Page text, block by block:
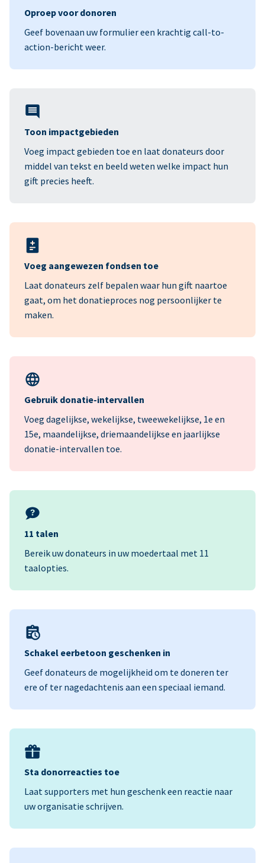
Oproep voor donoren
Geef bovenaan uw formulier een krachtig call-to-
action-bericht weer.
Toon impactgebieden
Voeg impact gebieden toe en laat donateurs door
middel van tekst en beeld weten welke impact hun
gift precies heeft.
Voeg aangewezen fondsen toe
Laat donateurs zelf bepalen waar hun gift naartoe
gaat, om het donatieproces nog persoonlijker te
maken.
Gebruik donatie-intervallen
Voeg dagelijkse, wekelijkse, tweewekelijkse, 1e en
15e, maandelijkse, driemaandelijkse en jaarlijkse
donatie-intervallen toe.
11 talen
Bereik uw donateurs in uw moedertaal met 11
taalopties.
Schakel eerbetoon geschenken in
Geef donateurs de mogelijkheid om te doneren ter
ere of ter nagedachtenis aan een speciaal iemand.
Sta donorreacties toe
Laat supporters met hun geschenk een reactie naar
uw organisatie schrijven.